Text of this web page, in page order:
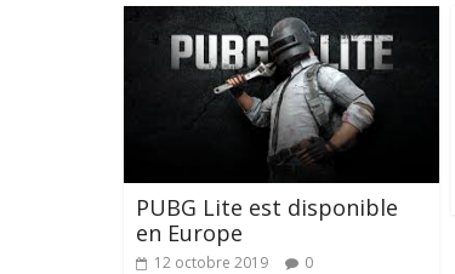
PUBG Lite est disponible
en Europe
12 octobre 2019 0